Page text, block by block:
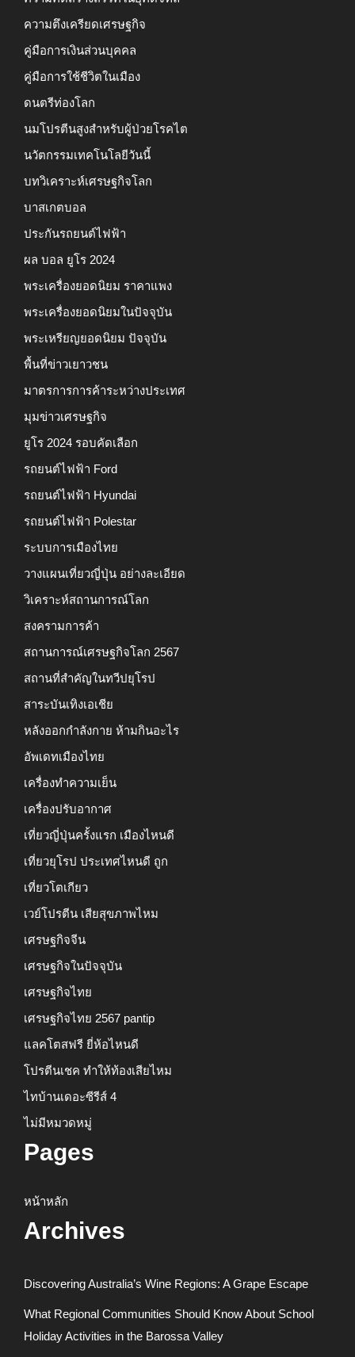
ความตึงเครียดเศรษฐกิจ
คู่มือการเงินส่วนบุคคล
คู่มือการใช้ชีวิตในเมือง
ดนตรีท่องโลก
นมโปรตีนสูงสำหรับผู้ป่วยโรคไต
นวัตกรรมเทคโนโลยีวันนี้
บทวิเคราะห์เศรษฐกิจโลก
บาสเกตบอล
ประกันรถยนต์ไฟฟ้า
ผล บอล ยูโร 2024
พระเครื่องยอดนิยม ราคาแพง
พระเครื่องยอดนิยมในปัจจุบัน
พระเหรียญยอดนิยม ปัจจุบัน
พื้นที่ข่าวเยาวชน
มาตรการการค้าระหว่างประเทศ
มุมข่าวเศรษฐกิจ
ยูโร 2024 รอบคัดเลือก
รถยนต์ไฟฟ้า Ford
รถยนต์ไฟฟ้า Hyundai
รถยนต์ไฟฟ้า Polestar
ระบบการเมืองไทย
วางแผนเที่ยวญี่ปุ่น อย่างละเอียด
วิเคราะห์สถานการณ์โลก
สงครามการค้า
สถานการณ์เศรษฐกิจโลก 2567
สถานที่สำคัญในทวีปยุโรป
สาระบันเทิงเอเชีย
หลังออกกําลังกาย ห้ามกินอะไร
อัพเดทเมืองไทย
เครื่องทำความเย็น
เครื่องปรับอากาศ
เที่ยวญี่ปุ่นครั้งแรก เมืองไหนดี
เที่ยวยุโรป ประเทศไหนดี ถูก
เที่ยวโตเกียว
เวย์โปรตีน เสียสุขภาพไหม
เศรษฐกิจจีน
เศรษฐกิจในปัจจุบัน
เศรษฐกิจไทย
เศรษฐกิจไทย 2567 pantip
แลคโตสฟรี ยี่ห้อไหนดี
โปรตีนเชค ทำให้ท้องเสียไหม
ไทบ้านเดอะซีรีส์ 4
ไม่มีหมวดหมู่
Pages
หน้าหลัก
Archives
Discovering Australia’s Wine Regions: A Grape Escape
What Regional Communities Should Know About School
Holiday Activities in the Barossa Valley